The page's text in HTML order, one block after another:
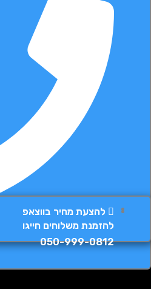
להזמנת משלוחים חייגו
050-999-0812
להצעת מחיר בווצאפ